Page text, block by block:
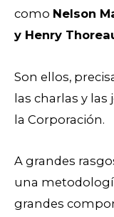
como Nelson
y Henry
Son ellos,
las charlas y
la Corporación.
A grandes
una
grandes